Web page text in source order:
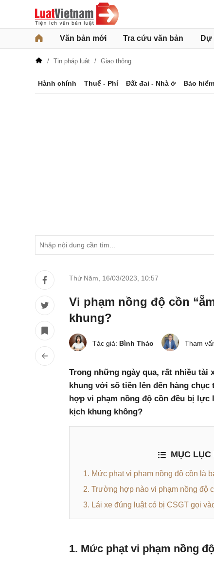
Văn bản mới Tra cứu văn bản Dự
Tin pháp luật Giao thông
Hành chính Thuế - Phí Đất đai - Nhà ở Bảo hiểm
Thứ Năm, 16/03/2023 10:57
Vi phạm nồng độ cồn
khung?
Tác giả: Bình Thảo Tham
Trong những ngày qua, rất nhiều tài
khung với số tiền lên đến hàng
hợp vi phạm nồng độ cồn đều bị
kịch khung không?
MỤC LỤC
1. Mức phạt vi phạm nồng độ cồn là
2. Trường hợp nào vi phạm nồng độ
3. Lái xe đúng luật có bị CSGT gọi
1. Mức phạt vi phạm nồng